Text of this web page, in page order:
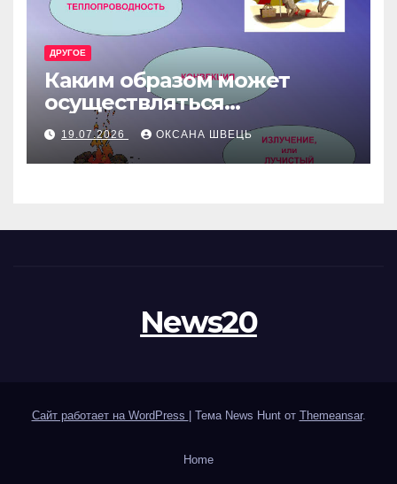
ДРУГОЕ
Каким образом может
осуществляться
теплопередача в
жидкостях и газах
19.07.2026 ОКСАНА ШВЕЦЬ
News20
Сайт работает на WordPress | Тема News Hunt от Themeansar.
Home